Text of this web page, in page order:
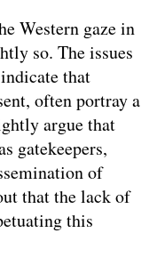
Western gaze in
so. The issues
that
often portray a
argue that
gatekeepers,
of
that the lack of
this